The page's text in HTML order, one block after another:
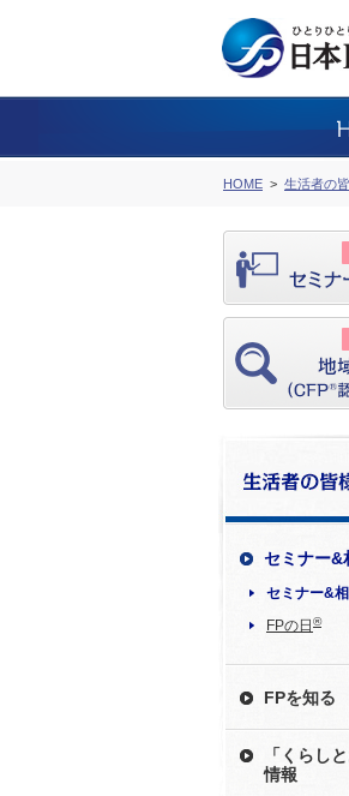
HOME 生活者の
セミナー&
セミナー&
FPの日 ®
FPを知る
「くらし
情報